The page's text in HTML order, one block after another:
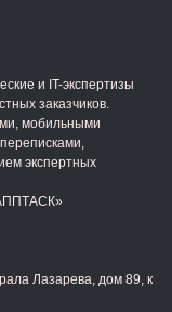
и IT-экспертизы
заказчиков.
мобильными
экспертных
Лазарева, дом 89, к